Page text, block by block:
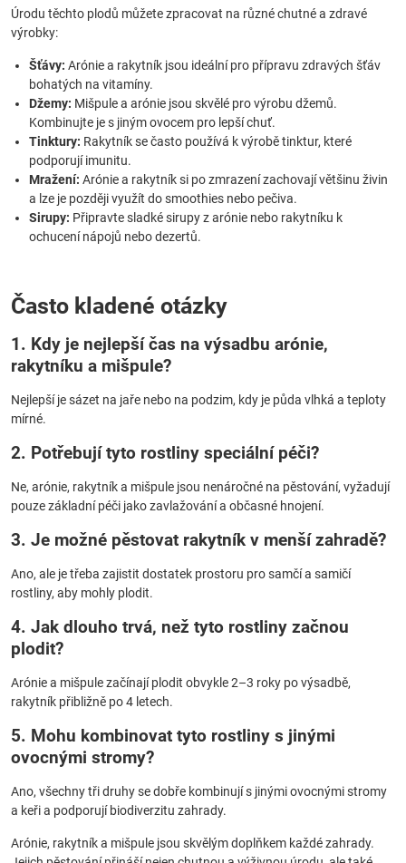
Úrodu těchto plodů můžete zpracovat na různé chutné a zdravé
výrobky:
Šťávy: Arónie a rakytník jsou ideální pro přípravu zdravých šťáv
bohatých na vitamíny.
Džemy: Mišpule a arónie jsou skvělé pro výrobu džemů.
Kombinujte je s jiným ovocem pro lepší chuť.
Tinktury: Rakytník se často používá k výrobě tinktur, které
podporují imunitu.
Mražení: Arónie a rakytník si po zmrazení zachovají většinu živin
a lze je později využít do smoothies nebo pečiva.
Sirupy: Připravte sladké sirupy z arónie nebo rakytníku k
ochucení nápojů nebo dezertů.
Často kladené otázky
1. Kdy je nejlepší čas na výsadbu arónie,
rakytníku a mišpule?
Nejlepší je sázet na jaře nebo na podzim, kdy je půda vlhká a teploty
mírné.
2. Potřebují tyto rostliny speciální péči?
Ne, arónie, rakytník a mišpule jsou nenáročné na pěstování, vyžadují
pouze základní péči jako zavlažování a občasné hnojení.
3. Je možné pěstovat rakytník v menší zahradě?
Ano, ale je třeba zajistit dostatek prostoru pro samčí a samičí
rostliny, aby mohly plodit.
4. Jak dlouho trvá, než tyto rostliny začnou
plodit?
Arónie a mišpule začínají plodit obvykle 2–3 roky po výsadbě,
rakytník přibližně po 4 letech.
5. Mohu kombinovat tyto rostliny s jinými
ovocnými stromy?
Ano, všechny tři druhy se dobře kombinují s jinými ovocnými stromy
a keři a podporují biodiverzitu zahrady.
Arónie, rakytník a mišpule jsou skvělým doplňkem každé zahrady.